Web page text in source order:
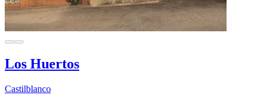
Los Huertos
Castilblanco